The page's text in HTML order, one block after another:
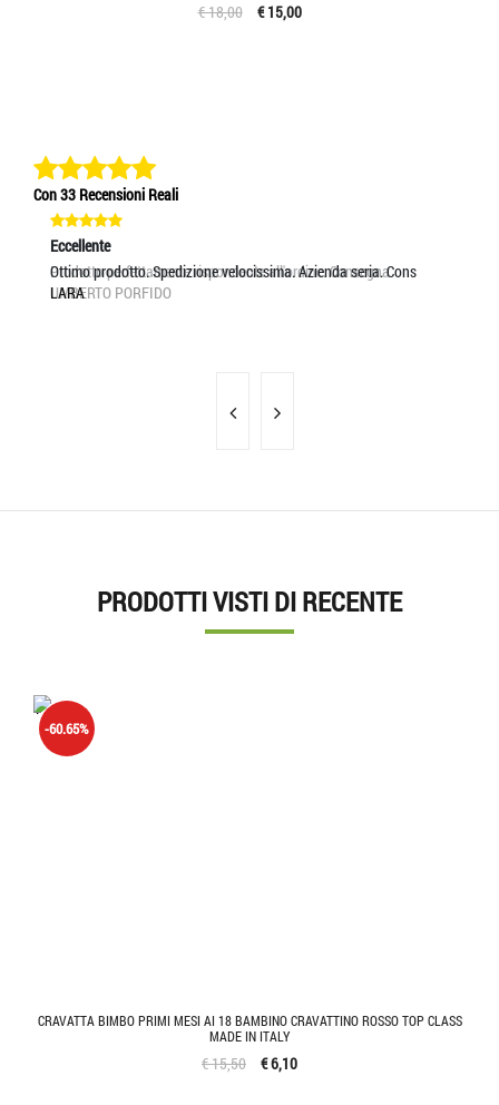
€ 18,00 € 15,00
Con 33 Recensioni Reali
Eccellente
Prodotto perfettamente rispondente all'ordine. Consegna
UMBERTO PORFIDO
Eccellente
Ottimo prodotto. Spedizione velocissima. Azienda seria. Cons
LARA
PRODOTTI VISTI DI RECENTE
'.'
CRAVATTA BIMBO PRIMI MESI AI 18 BAMBINO CRAVATTINO ROSSO TOP CLASS
MADE IN ITALY
-60.65%
€ 15,50 € 6,10